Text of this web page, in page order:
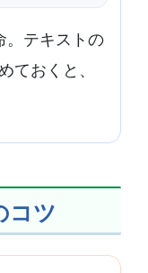
。テキストの
ておくと、
コツ